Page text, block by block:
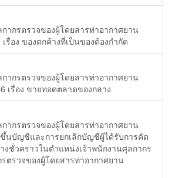
ากรตรวจของผู้โดยสารท่าอากาศยาน
รื่อง ของตกค้างที่เป็นของต้องกำกัด
ากรตรวจของผู้โดยสารท่าอากาศยาน
เรื่อง ขายทอดตลาดของกลาง
ากรตรวจของผู้โดยสารท่าอากาศยาน
นบัญชีและการยกเลิกบัญชีผู้ได้รับการคัด
างชั่วคราวในตำแหน่งเจ้าพนักงานศุลกากร
ตรวจของผู้โดยสารท่าอากาศยาน